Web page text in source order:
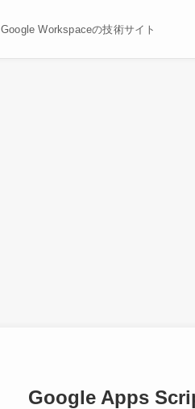
Google Workspaceの技術サイト
Google Apps